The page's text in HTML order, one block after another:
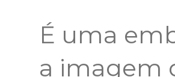
É uma
a imagem